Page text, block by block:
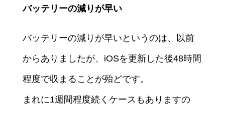
バッテリーの減りが早い
バッテリーの減りが早いというのは、以前
からありましたが、iOSを更新した後48時間
程度で収まることが殆どです。
まれに1週間程度続くケースもありますの